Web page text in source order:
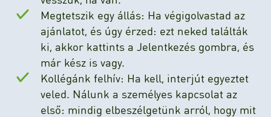
Megtetszik egy állás: Ha végigolvastad az
ajánlatot, és úgy érzed: ezt neked találták
ki, akkor kattints a Jelentkezés gombra, és
már kész is vagy.
Kollégánk felhív: Ha kell, interjút egyeztet
veled. Nálunk a személyes kapcsolat az
első: mindig elbeszélgetünk arról, hogy mit